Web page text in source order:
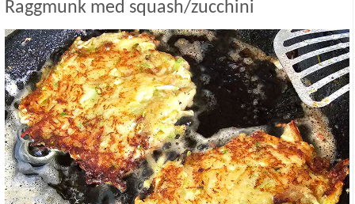
Raggmunk med squash/zucchini